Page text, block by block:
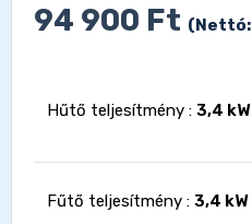
94 900 Ft (Nettó:
Hűtő teljesítmény : 3,4 kW
Fűtő teljesítmény : 3,4 kW